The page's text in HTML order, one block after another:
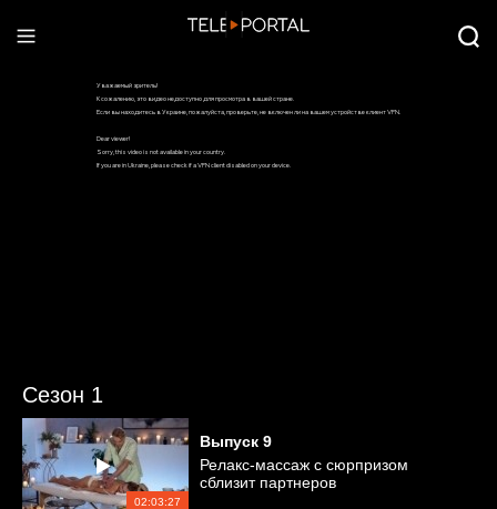
Сезон 1
02:03:27
Выпуск 9
Релакс-массаж с сюрпризом
сблизит партнеров